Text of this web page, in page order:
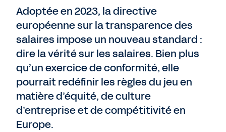
Adoptée en 2023, la directive
européenne sur la transparence des
salaires impose un nouveau standard :
dire la vérité sur les salaires. Bien plus
qu’un exercice de conformité, elle
pourrait redéfinir les règles du jeu en
matière d’équité, de culture
d’entreprise et de compétitivité en
Europe.